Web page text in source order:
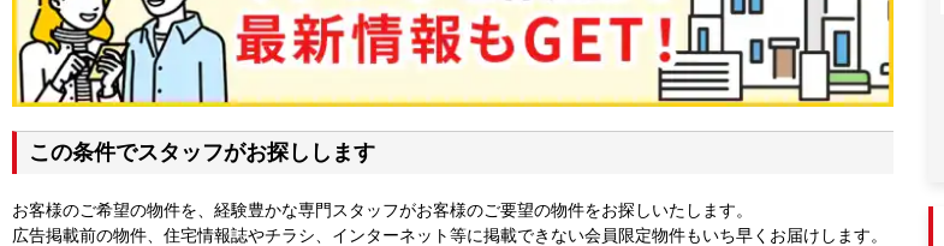
この条件でスタッフがお探しします
お客様のご希望の物件を、経験豊かな専門スタッフがお客様のご要望の物件をお探しいたします。
広告掲載前の物件、住宅情報誌やチラシ、インターネット等に掲載できない会員限定物件もいち早くお届けします。